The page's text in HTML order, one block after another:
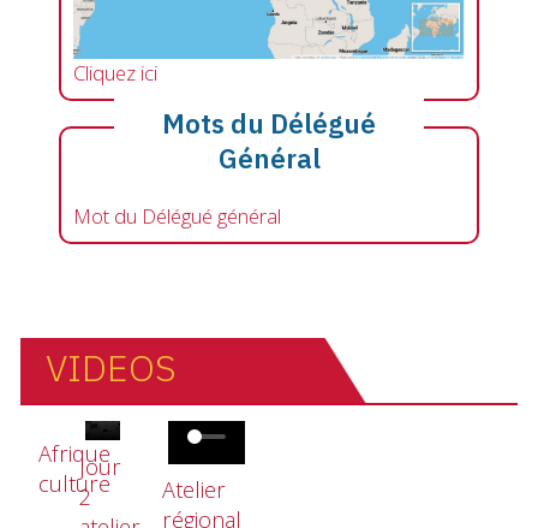
Cliquez ici
Mots du Délégué
Général
Mot du Délégué général
VIDEOS
Fichier vidéo
Afrique
culture
Fichier vidéo
Jour
2
Fichier vidéo
Atelier
régional